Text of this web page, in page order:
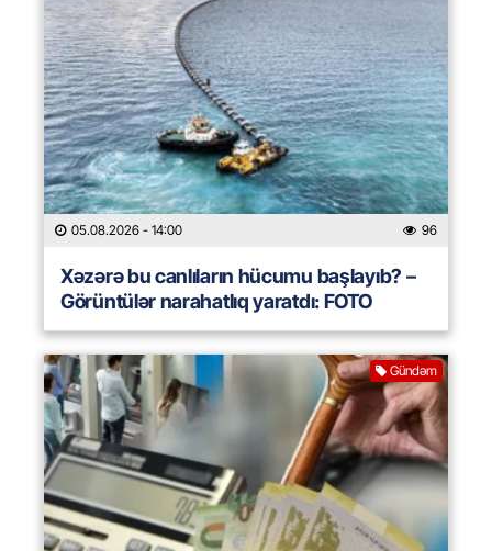
05.08.2026 - 14:00 96
Xəzərə bu canlıların hücumu başlayıb? –
Görüntülər narahatlıq yaratdı: FOTO
Gündəm